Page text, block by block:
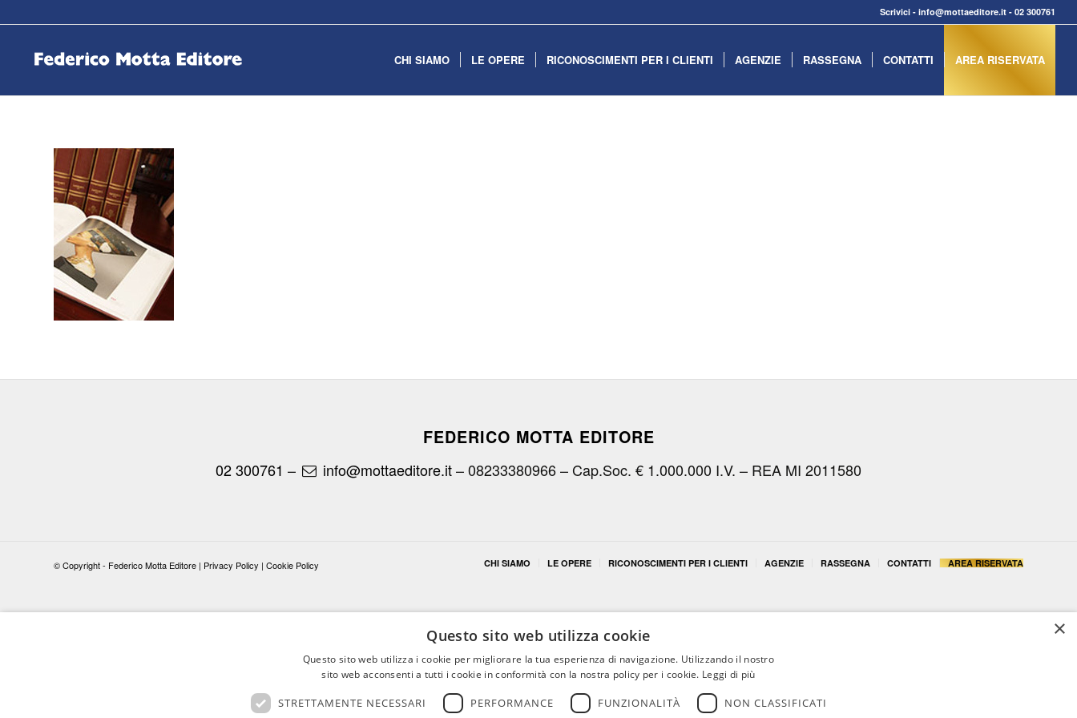
Scrivici -info@mottaeditore.it -02 300761
CHI SIAMO LE OPERE RICONOSCIMENTI PER I CLIENTI AGENZIE RASSEGNA CONTATTI AREA RISERVATA
FEDERICO MOTTA EDITORE
02 300761 – info@mottaeditore.it– 08233380966 – Cap.Soc. € 1.000.000 I.V. – REA MI 2011580
© Copyright - Federico Motta Editore | Privacy Policy | Cookie Policy CHI SIAMO LE OPERE RICONOSCIMENTI PER I CLIENTI AGENZIE RASSEGNA CONTATTI AREA RISERVATA
×
Questo sito web utilizza cookie
Questo sito web utilizza i cookie per migliorare la tua esperienza di navigazione. Utilizzando il nostro
sito web acconsenti a tutti i cookie in conformità con la nostra policy per i cookie. Leggi di più
STRETTAMENTE NECESSARI PERFORMANCE FUNZIONALITÀ NON CLASSIFICATI